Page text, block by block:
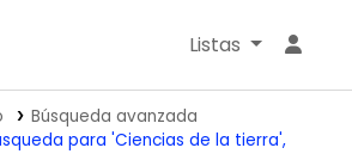
IGP
Listas
Búsqueda avanzada
para 'Ciencias de la tierra',